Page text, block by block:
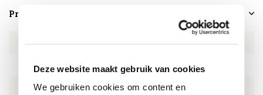
Deze website maakt gebruik van cookies
We gebruiken cookies om content en
Productspecificaties
Artikelnummer 4SO161186266
SKU 4SO161186266
EAN 8720848346918